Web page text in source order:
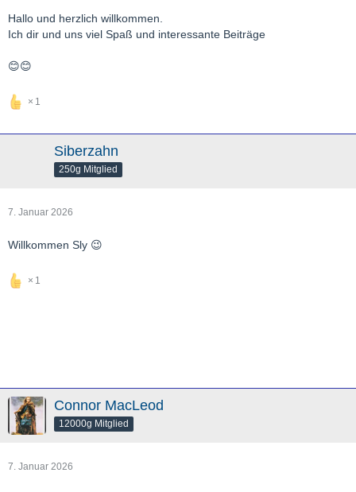
Hallo und herzlich willkommen.
Ich dir und uns viel Spaß und interessante Beiträge
😊😊
1
Siberzahn
250g Mitglied
7. Januar 2026
Willkommen Sly 😉
1
Connor MacLeod
12000g Mitglied
7. Januar 2026